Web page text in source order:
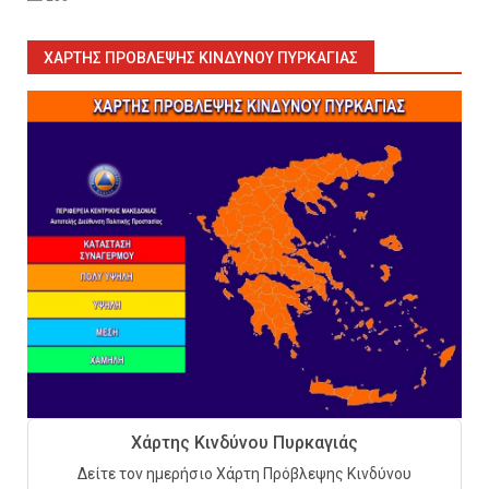
ΧΆΡΤΗΣ ΠΡΌΒΛΕΨΗΣ ΚΙΝΔΎΝΟΥ ΠΥΡΚΑΓΙΆΣ
Χάρτης Κινδύνου Πυρκαγιάς
Δείτε τον ημερήσιο Χάρτη Πρόβλεψης Κινδύνου
εκπαιδεύσουμε ή για να
αλλάξουμε ζωές;
7
Sprinklers: Ο «αόρατος φύλακας
άγγελος» πάνω από το κεφάλι
μας
Η ελαφρότητα της τεχνικής
ασφάλειας στην Ελλάδα (ΥΑΕ)